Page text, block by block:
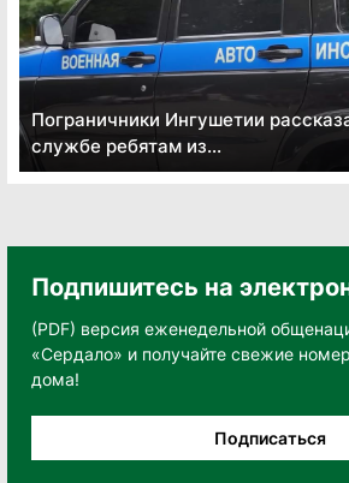
Пограничники Ингушетии
службе ребятам из...
Подпишитесь на
(PDF) версия еженедельной
«Сердало» и получайте свежие
дома!
Подписаться